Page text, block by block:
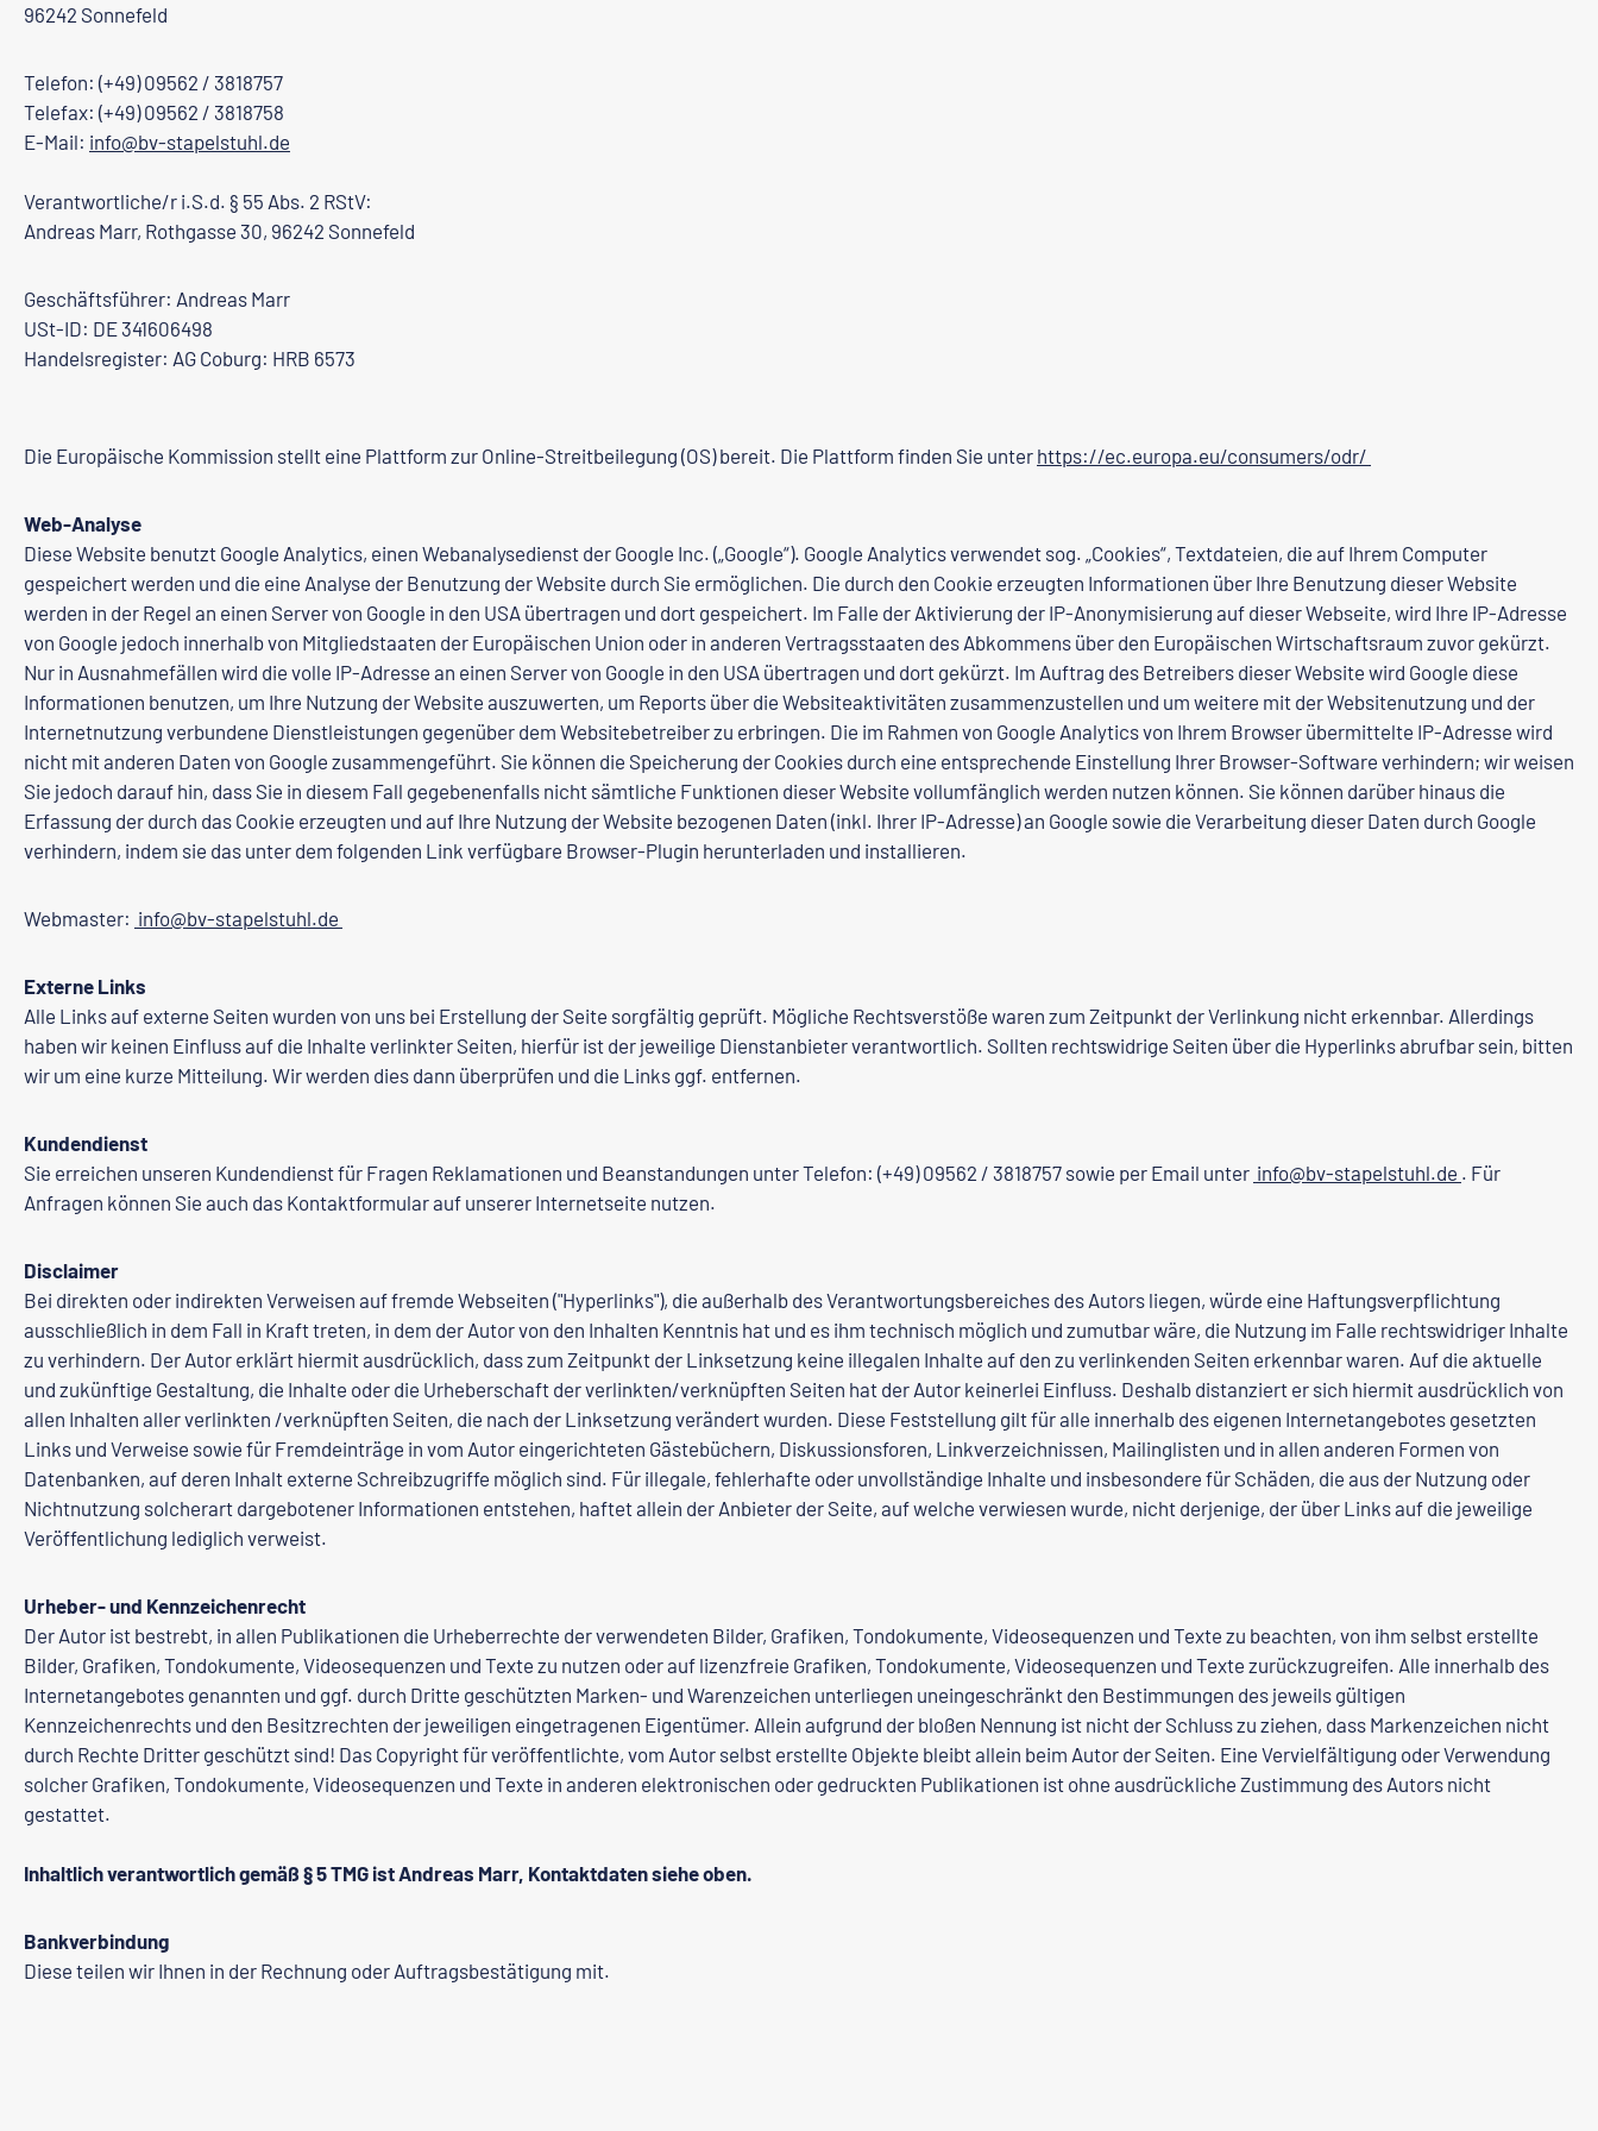
96242 Sonnefeld
Telefon: (+49) 09562 / 3818757
Telefax: (+49) 09562 / 3818758
E-Mail: info@bv-stapelstuhl.de
Verantwortliche/r i.S.d. § 55 Abs. 2 RStV:
Andreas Marr, Rothgasse 30, 96242 Sonnefeld
Geschäftsführer: Andreas Marr
USt-ID: DE 341606498
Handelsregister: AG Coburg: HRB 6573
Die Europäische Kommission stellt eine Plattform zur Online-Streitbeilegung (OS) bereit. Die Plattform finden Sie unter https://ec.europa.eu/consumers/odr/
Web-Analyse
Diese Website benutzt Google Analytics, einen Webanalysedienst der Google Inc. („Google“). Google Analytics verwendet sog. „Cookies“, Textdateien, die auf Ihrem Computer
gespeichert werden und die eine Analyse der Benutzung der Website durch Sie ermöglichen. Die durch den Cookie erzeugten Informationen über Ihre Benutzung dieser Website
werden in der Regel an einen Server von Google in den USA übertragen und dort gespeichert. Im Falle der Aktivierung der IP-Anonymisierung auf dieser Webseite, wird Ihre IP-Adresse
von Google jedoch innerhalb von Mitgliedstaaten der Europäischen Union oder in anderen Vertragsstaaten des Abkommens über den Europäischen Wirtschaftsraum zuvor gekürzt.
Nur in Ausnahmefällen wird die volle IP-Adresse an einen Server von Google in den USA übertragen und dort gekürzt. Im Auftrag des Betreibers dieser Website wird Google diese
Informationen benutzen, um Ihre Nutzung der Website auszuwerten, um Reports über die Websiteaktivitäten zusammenzustellen und um weitere mit der Websitenutzung und der
Internetnutzung verbundene Dienstleistungen gegenüber dem Websitebetreiber zu erbringen. Die im Rahmen von Google Analytics von Ihrem Browser übermittelte IP-Adresse wird
nicht mit anderen Daten von Google zusammengeführt. Sie können die Speicherung der Cookies durch eine entsprechende Einstellung Ihrer Browser-Software verhindern; wir weisen
Sie jedoch darauf hin, dass Sie in diesem Fall gegebenenfalls nicht sämtliche Funktionen dieser Website vollumfänglich werden nutzen können. Sie können darüber hinaus die
Erfassung der durch das Cookie erzeugten und auf Ihre Nutzung der Website bezogenen Daten (inkl. Ihrer IP-Adresse) an Google sowie die Verarbeitung dieser Daten durch Google
verhindern, indem sie das unter dem folgenden Link verfügbare Browser-Plugin herunterladen und installieren.
Webmaster: info@bv-stapelstuhl.de
Externe Links
Alle Links auf externe Seiten wurden von uns bei Erstellung der Seite sorgfältig geprüft. Mögliche Rechtsverstöße waren zum Zeitpunkt der Verlinkung nicht erkennbar. Allerdings
haben wir keinen Einfluss auf die Inhalte verlinkter Seiten, hierfür ist der jeweilige Dienstanbieter verantwortlich. Sollten rechtswidrige Seiten über die Hyperlinks abrufbar sein, bitten
wir um eine kurze Mitteilung. Wir werden dies dann überprüfen und die Links ggf. entfernen.
Kundendienst
Sie erreichen unseren Kundendienst für Fragen Reklamationen und Beanstandungen unter Telefon: (+49) 09562 / 3818757 sowie per Email unter info@bv-stapelstuhl.de . Für
Anfragen können Sie auch das Kontaktformular auf unserer Internetseite nutzen.
Disclaimer
Bei direkten oder indirekten Verweisen auf fremde Webseiten ("Hyperlinks"), die außerhalb des Verantwortungsbereiches des Autors liegen, würde eine Haftungsverpflichtung
ausschließlich in dem Fall in Kraft treten, in dem der Autor von den Inhalten Kenntnis hat und es ihm technisch möglich und zumutbar wäre, die Nutzung im Falle rechtswidriger Inhalte
zu verhindern. Der Autor erklärt hiermit ausdrücklich, dass zum Zeitpunkt der Linksetzung keine illegalen Inhalte auf den zu verlinkenden Seiten erkennbar waren. Auf die aktuelle
und zukünftige Gestaltung, die Inhalte oder die Urheberschaft der verlinkten/verknüpften Seiten hat der Autor keinerlei Einfluss. Deshalb distanziert er sich hiermit ausdrücklich von
allen Inhalten aller verlinkten /verknüpften Seiten, die nach der Linksetzung verändert wurden. Diese Feststellung gilt für alle innerhalb des eigenen Internetangebotes gesetzten
Links und Verweise sowie für Fremdeinträge in vom Autor eingerichteten Gästebüchern, Diskussionsforen, Linkverzeichnissen, Mailinglisten und in allen anderen Formen von
Datenbanken, auf deren Inhalt externe Schreibzugriffe möglich sind. Für illegale, fehlerhafte oder unvollständige Inhalte und insbesondere für Schäden, die aus der Nutzung oder
Nichtnutzung solcherart dargebotener Informationen entstehen, haftet allein der Anbieter der Seite, auf welche verwiesen wurde, nicht derjenige, der über Links auf die jeweilige
Veröffentlichung lediglich verweist.
Urheber- und Kennzeichenrecht
Der Autor ist bestrebt, in allen Publikationen die Urheberrechte der verwendeten Bilder, Grafiken, Tondokumente, Videosequenzen und Texte zu beachten, von ihm selbst erstellte
Bilder, Grafiken, Tondokumente, Videosequenzen und Texte zu nutzen oder auf lizenzfreie Grafiken, Tondokumente, Videosequenzen und Texte zurückzugreifen. Alle innerhalb des
Internetangebotes genannten und ggf. durch Dritte geschützten Marken- und Warenzeichen unterliegen uneingeschränkt den Bestimmungen des jeweils gültigen
Kennzeichenrechts und den Besitzrechten der jeweiligen eingetragenen Eigentümer. Allein aufgrund der bloßen Nennung ist nicht der Schluss zu ziehen, dass Markenzeichen nicht
durch Rechte Dritter geschützt sind! Das Copyright für veröffentlichte, vom Autor selbst erstellte Objekte bleibt allein beim Autor der Seiten. Eine Vervielfältigung oder Verwendung
solcher Grafiken, Tondokumente, Videosequenzen und Texte in anderen elektronischen oder gedruckten Publikationen ist ohne ausdrückliche Zustimmung des Autors nicht
gestattet.
Inhaltlich verantwortlich gemäß § 5 TMG ist Andreas Marr, Kontaktdaten siehe oben.
Bankverbindung
Diese teilen wir Ihnen in der Rechnung oder Auftragsbestätigung mit.